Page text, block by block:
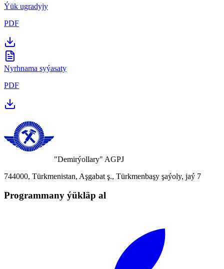
Ýük ugradyjy
PDF
Nyrhnama syýasaty
PDF
"Demirýollary" AGPJ
744000, Türkmenistan, Aşgabat ş., Türkmenbaşy şaýoly, jaý 7
Programmany ýükläp al